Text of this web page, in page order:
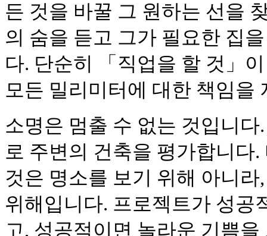
든 것을 바꿀 그 원하는 선을
의 숨을 듣고 그가 필요한 집
다. 단순히 「직업을 할 것」
모든 밀리미터에 대한 책임을
소명은 멈출 수 없는 것입니
로 주변의 건축을 평가합니다
것은 명소를 보기 위해 아니
위해입니다. 프로젝트가 성공
고, 성공적이면 놀라운 기쁨